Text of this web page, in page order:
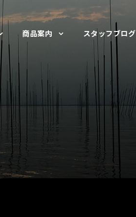
商品案内 スタッフブログ